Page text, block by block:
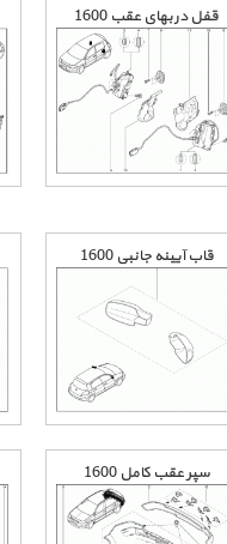
قفل دربهای عقب 1600
قاب آیینه جانبی 1600
سپر عقب کامل 1600